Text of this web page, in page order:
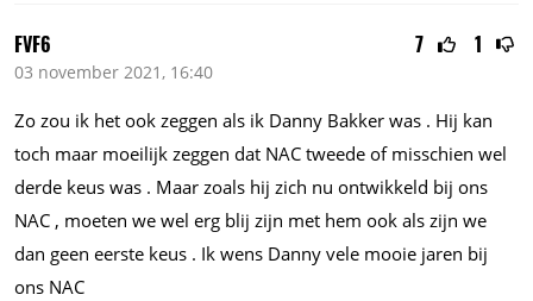
7 1
FVF6
03 november 2021, 16:40
Zo zou ik het ook zeggen als ik Danny Bakker was . Hij kan
toch maar moeilijk zeggen dat NAC tweede of misschien wel
derde keus was . Maar zoals hij zich nu ontwikkeld bij ons
NAC , moeten we wel erg blij zijn met hem ook als zijn we
dan geen eerste keus . Ik wens Danny vele mooie jaren bij
ons NAC